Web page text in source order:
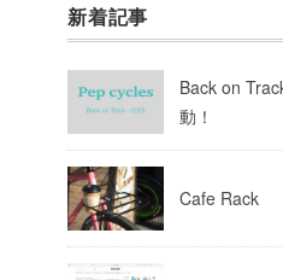
Pep cycles@大阪
今週はお知らせ
ェックしてて下
新着記事
Back on
動！
Cafe Rack